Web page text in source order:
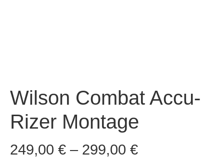
Wilson Combat Accu-
Rizer Montage
249,00 € – 299,00 €